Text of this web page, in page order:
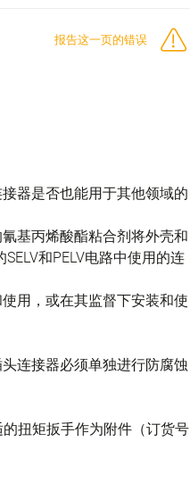
报告这一页的错误
器是否也能用于其他领域的
基丙烯酸酯粘合剂将外壳和
和PELV电路中使用的连
用，或在其监督下安装和使
连接器必须单独进行防腐蚀
扭矩扳手作为附件（订货号